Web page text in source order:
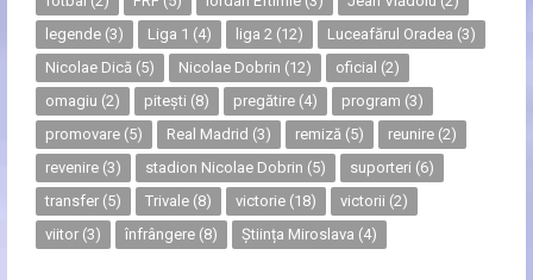
legende(3) Liga 1 (4) liga 2(12) Luceafărul Oradea (3)
Nicolae Dică(5) Nicolae Dobrin (12) oficial (2)
omagiu (2) pitești (8) pregătire(4) program (3)
promovare(5) Real Madrid (3) remiză(5) reunire(2)
revenire(3) stadion Nicolae Dobrin (5) suporteri (6)
transfer(5) Trivale(8) victorie(18) victorii (2)
viitor(3) înfrângere(8) Știința Miroslava (4)